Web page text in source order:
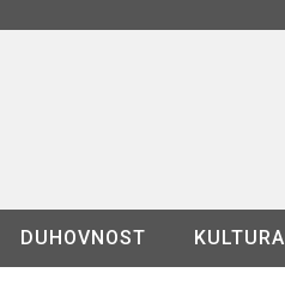
DUHOVNOST KULTURA